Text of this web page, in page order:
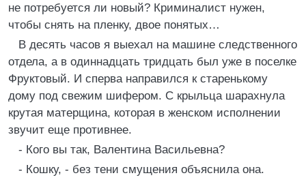
не потребуется ли новый? Криминалист нужен,
чтобы снять на пленку, двое понятых…
В десять часов я выехал на машине следственного
отдела, а в одиннадцать тридцать был уже в поселке
Фруктовый. И сперва направился к старенькому
дому под свежим шифером. С крыльца шарахнула
крутая матерщина, которая в женском исполнении
звучит еще противнее.
- Кого вы так, Валентина Васильевна?
- Кошку, - без тени смущения объяснила она.